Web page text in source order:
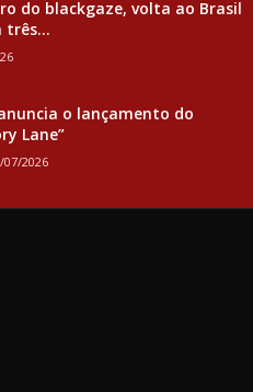
do blackgaze, volta ao Brasil
três...
o lançamento do
Lane”
07/2026